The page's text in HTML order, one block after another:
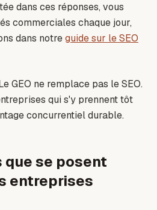
dans ces réponses, vous
commerciales chaque jour,
dans notreguide sur le SEO
GEO ne remplace pas le SEO.
qui s'y prennent tôt
concurrentiel durable.
que se posent
entreprises